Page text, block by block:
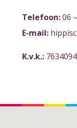
Telefoon:06
E-mail:
K.v.k.: